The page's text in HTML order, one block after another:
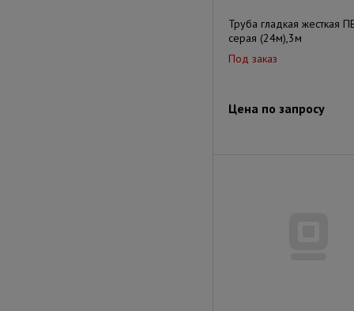
Труба гладкая жесткая
серая (24м),3м
Под заказ
Цена по запросу